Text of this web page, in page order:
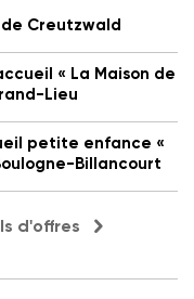
Creutzwald
« La Maison de
Lieu
petite enfance «
Billancourt
d'offres